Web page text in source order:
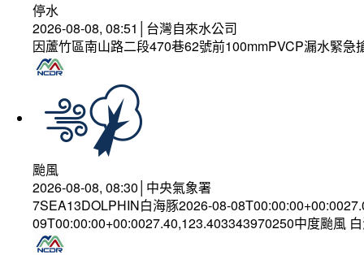
停水
2026-08-08, 08:51│台灣自來水公司
因蘆竹區南山路二段470巷62號前100mmPVCP漏水緊急
颱風
2026-08-08, 08:30│中央氣象署
7SEA13DOLPHIN白海豚2026-08-
09T00:00:00+00:0027.40,123.403343970250中度颱風